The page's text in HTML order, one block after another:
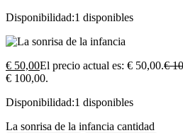
Disponibilidad:1 disponibles
€ 50,00El precio actual es: € 50,00.€
€ 100,00.
Disponibilidad:1 disponibles
La sonrisa de la infancia cantidad